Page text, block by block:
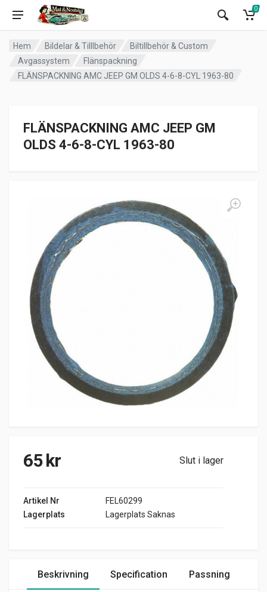
0
Hem Bildelar & Tilllbehör
Biltillbehör & Custom
Avgassystem
Flänspackning
FLÄNSPACKNING AMC JEEP GM OLDS 4-6-8-CYL 1963-80
FLÄNSPACKNING AMC JEEP GM
OLDS 4-6-8-CYL 1963-80
65kr Slut i lager
Artikel Nr
FEL60299
Lagerplats
Lagerplats Saknas
Beskrivning Specification Passning